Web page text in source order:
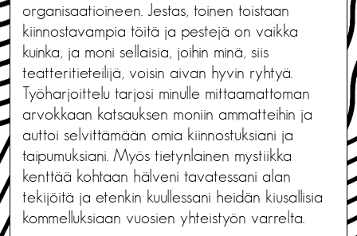
organisaatioineen. Jestas, toinen toistaan
kiinnostavampia töitä ja pestejä on vaikka
kuinka, ja moni sellaisia, joihin minä, siis
teatteritieteilijä, voisin aivan hyvin ryhtyä.
Työharjoittelu tarjosi minulle mittaamattoman
arvokkaan katsauksen moniin ammatteihin ja
auttoi selvittämään omia kiinnostuksiani ja
taipumuksiani. Myös tietynlainen mystiikka
kenttää kohtaan hälveni tavatessani alan
tekijöitä ja etenkin kuullessani heidän kiusallisia
kommelluksiaan vuosien yhteistyön varrelta.